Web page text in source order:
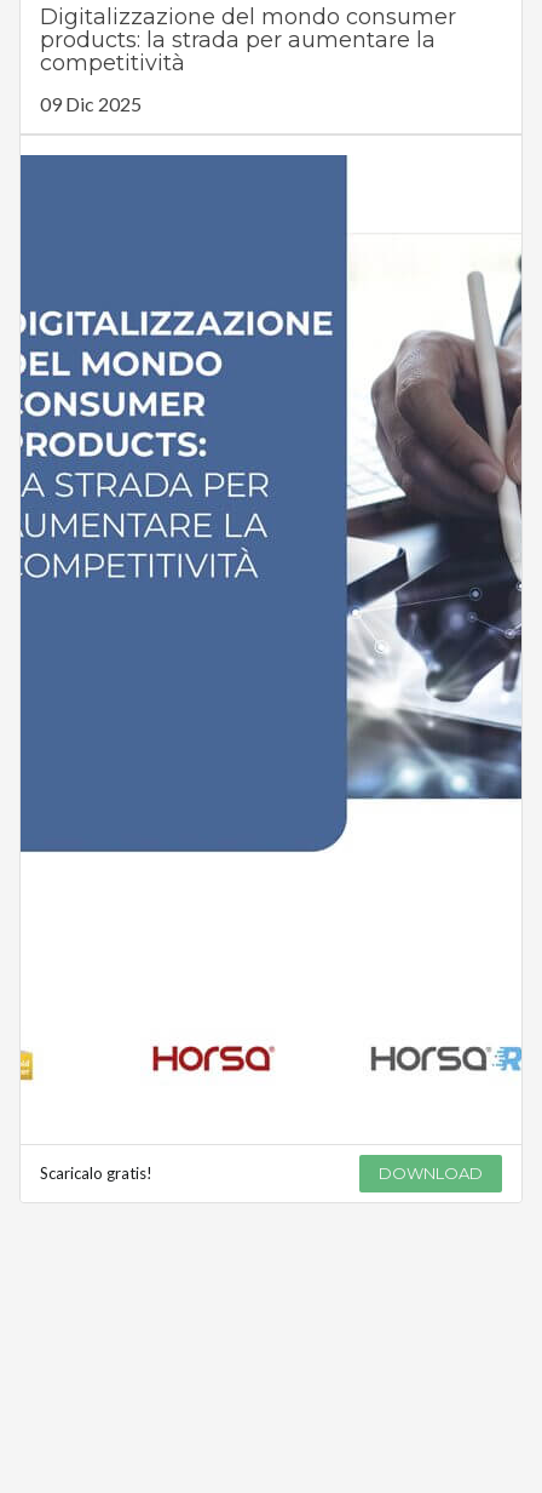
Digitalizzazione del mondo consumer
products: la strada per aumentare la
competitività
09 Dic 2025
Scaricalo gratis! DOWNLOAD